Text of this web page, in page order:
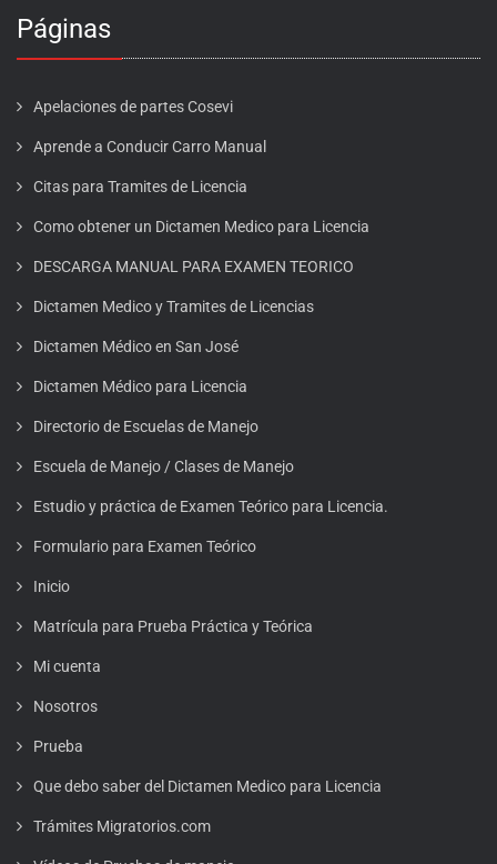
Páginas
Apelaciones de partes Cosevi
Aprende a Conducir Carro Manual
Citas para Tramites de Licencia
Como obtener un Dictamen Medico para Licencia
DESCARGA MANUAL PARA EXAMEN TEORICO
Dictamen Medico y Tramites de Licencias
Dictamen Médico en San José
Dictamen Médico para Licencia
Directorio de Escuelas de Manejo
Escuela de Manejo / Clases de Manejo
Estudio y práctica de Examen Teórico para Licencia.
Formulario para Examen Teórico
Inicio
Matrícula para Prueba Práctica y Teórica
Mi cuenta
Nosotros
Prueba
Que debo saber del Dictamen Medico para Licencia
Trámites Migratorios.com